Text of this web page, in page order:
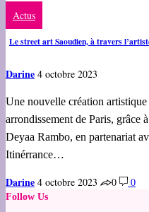
Actus
Le street art Saoudien, à travers
Darine 4 octobre 2023
Une nouvelle création
arrondissement de Paris, grâce
Deyaa Rambo, en partenariat
Itinérrance…
Darine 4 octobre 2023 0 0
Follow Us